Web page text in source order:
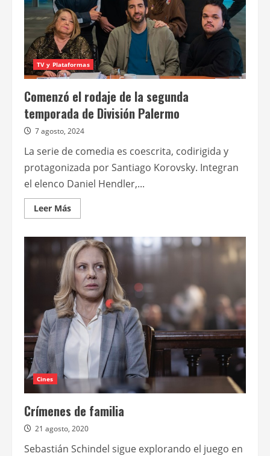
TV y Plataformas
Comenzó el rodaje de la segunda
temporada de División Palermo
7 agosto, 2024
La serie de comedia es coescrita, codirigida y
protagonizada por Santiago Korovsky. Integran
el elenco Daniel Hendler,...
Leer MásLeer
más
Comenzó
el
rodaje
de
la
segunda
temporada
de
División
Palermo
Cines
Crímenes de familia
21 agosto, 2020
Sebastián Schindel sigue explorando el juego en